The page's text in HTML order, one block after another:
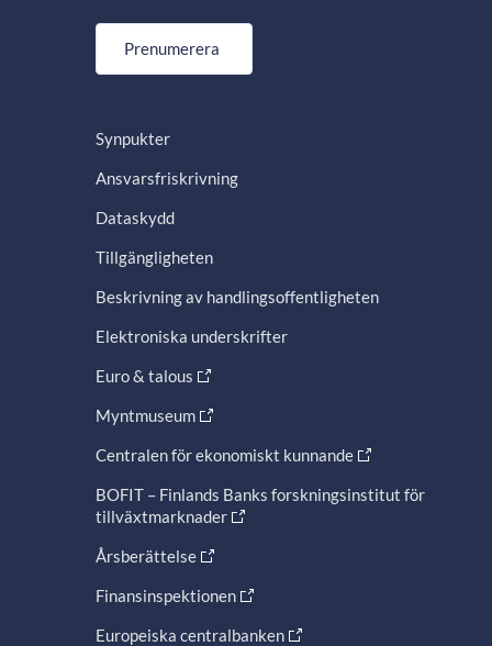
Prenumerera
Synpukter
Ansvarsfriskrivning
Dataskydd
Tillgängligheten
Beskrivning av handlingsoffentligheten
Elektroniska underskrifter
Euro & talous
Myntmuseum
Centralen för ekonomiskt kunnande
BOFIT – Finlands Banks forskningsinstitut för
tillväxtmarknader
Årsberättelse
Finansinspektionen
Europeiska centralbanken